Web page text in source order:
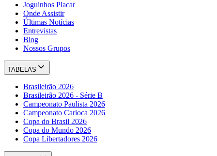
Joguinhos Placar
Onde Assistir
Últimas Notícias
Entrevistas
Blog
Nossos Grupos
TABELAS
Brasileirão 2026
Brasileirão 2026 - Série B
Campeonato Paulista 2026
Campeonato Carioca 2026
Copa do Brasil 2026
Copa do Mundo 2026
Copa Libertadores 2026